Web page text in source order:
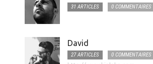
31 ARTICLES 0 COMMENTAIRES
David
27 ARTICLES
0 COMMENTAIRES